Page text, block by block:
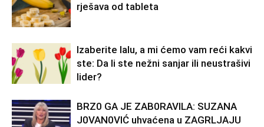
rješava od tableta
Izaberite lalu, a mi ćemo vam reći kakvi
ste: Da li ste nežni sanjar ili neustrašivi
lider?
BRZ0 GA JE ZAB0RAVlLA: SUZANA
J0VAN0VIĆ uhvaćena u ZAGRLJAJU